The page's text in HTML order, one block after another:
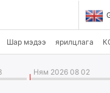
Шар мэдээ ярилцлага
Ням 2026 08 02